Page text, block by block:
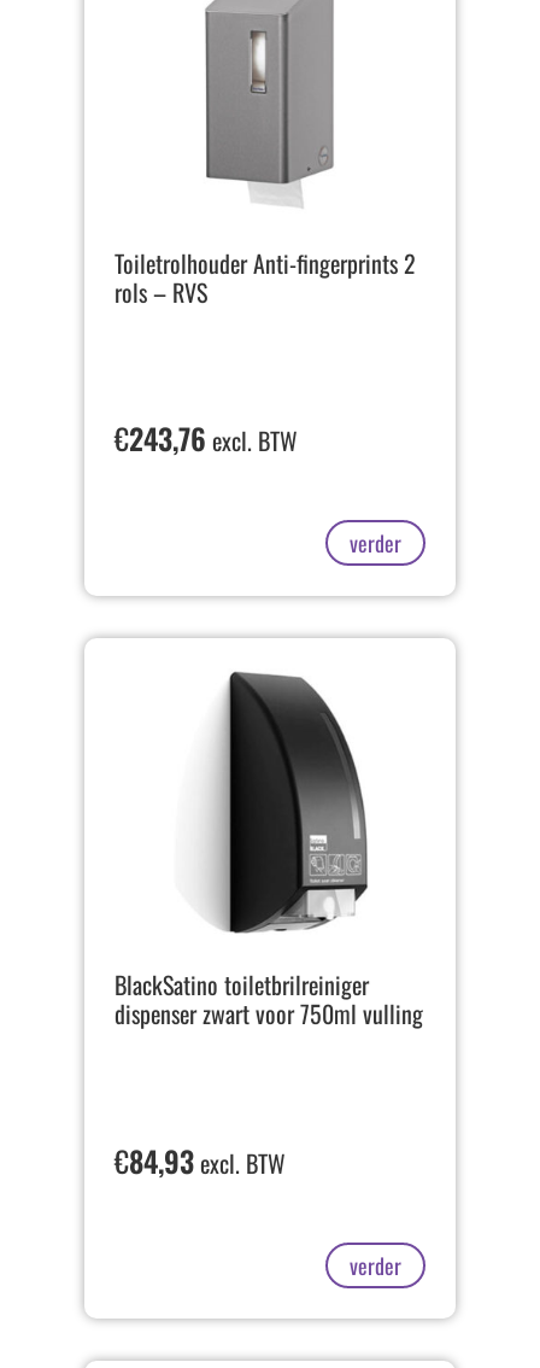
Toiletrolhouder Anti-fingerprints 2
rols – RVS
€243,76 excl. BTW
verder
BlackSatino toiletbrilreiniger
dispenser zwart voor 750ml vulling
€84,93excl. BTW
verder